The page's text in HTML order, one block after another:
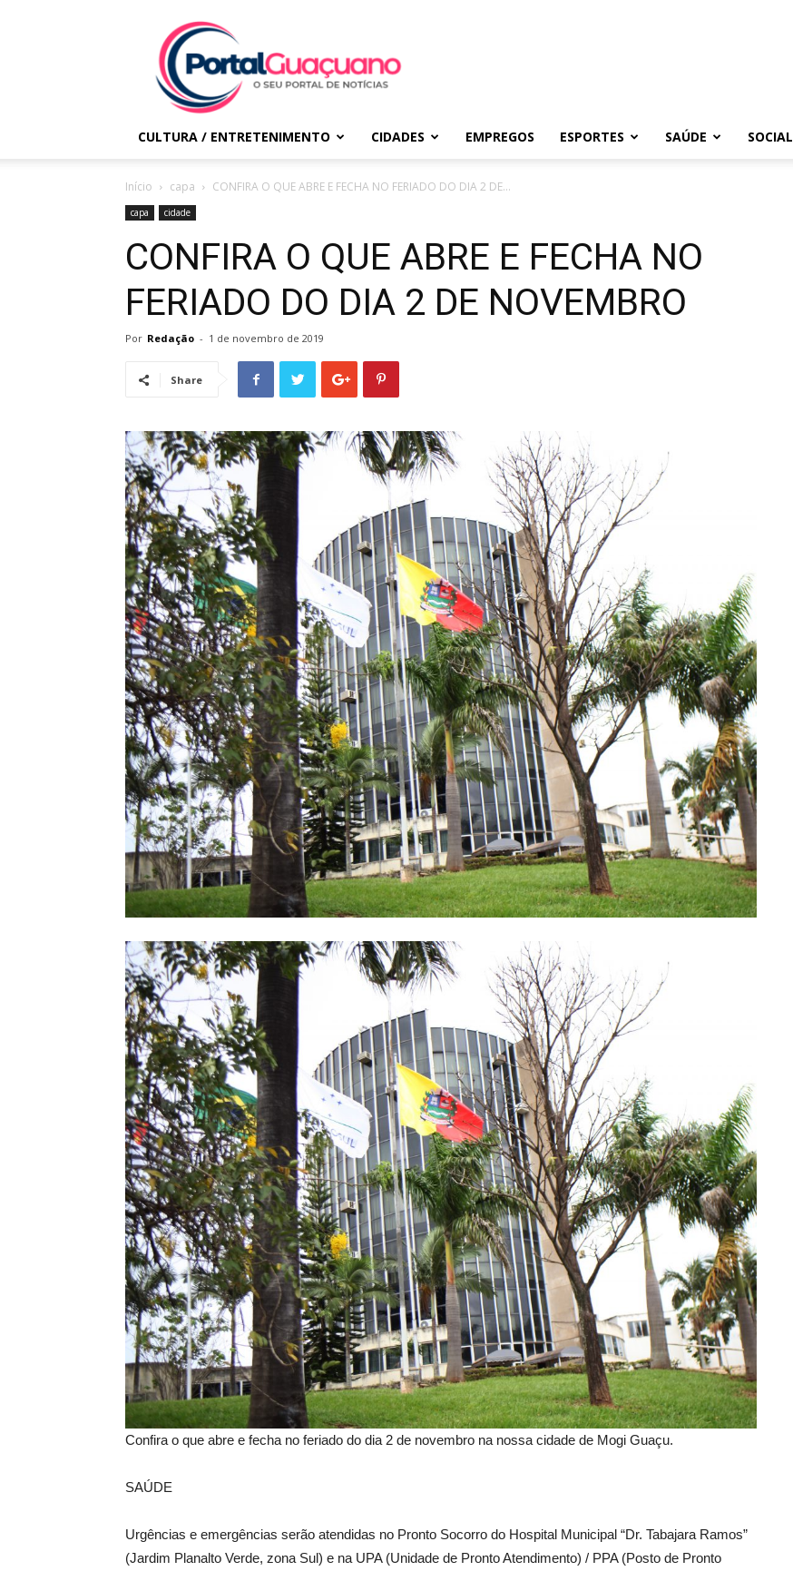
Portal
Guaçuano
CULTURA / ENTRETENIMENTO CIDADES EMPREGOS ESPORTES SAÚDE SOCIAL
Início capa CONFIRA O QUE ABRE E FECHA NO FERIADO DO DIA 2 DE...
capa cidade
CONFIRA O QUE ABRE E FECHA NO
FERIADO DO DIA 2 DE NOVEMBRO
Por Redação - 1 de novembro de 2019
Share
Confira o que abre e fecha no feriado do dia 2 de novembro na nossa cidade de Mogi Guaçu.
SAÚDE
Urgências e emergências serão atendidas no Pronto Socorro do Hospital Municipal “Dr. Tabajara Ramos”
(Jardim Planalto Verde, zona Sul) e na UPA (Unidade de Pronto Atendimento) / PPA (Posto de Pronto